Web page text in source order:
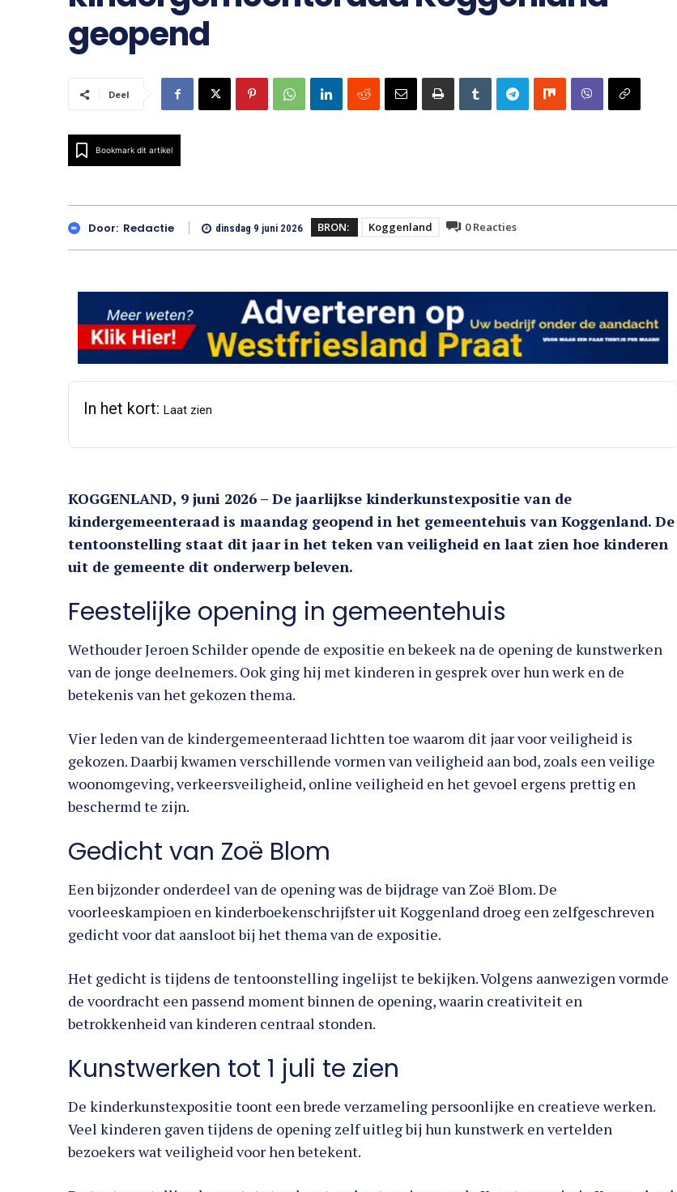
geopend
Deel
Bookmark dit artikel
Door: Redactie dinsdag 9 juni 2026 BRON: Koggenland 0Reacties
In het kort: Laat zien
KOGGENLAND, 9 juni 2026 – De jaarlijkse kinderkunstexpositie van de
kindergemeenteraad is maandag geopend in het gemeentehuis van Koggenland. De
tentoonstelling staat dit jaar in het teken van veiligheid en laat zien hoe kinderen
uit de gemeente dit onderwerp beleven.
Feestelijke opening in gemeentehuis
Wethouder Jeroen Schilder opende de expositie en bekeek na de opening de kunstwerken
van de jonge deelnemers. Ook ging hij met kinderen in gesprek over hun werk en de
betekenis van het gekozen thema.
Vier leden van de kindergemeenteraad lichtten toe waarom dit jaar voor veiligheid is
gekozen. Daarbij kwamen verschillende vormen van veiligheid aan bod, zoals een veilige
woonomgeving, verkeersveiligheid, online veiligheid en het gevoel ergens prettig en
beschermd te zijn.
Gedicht van Zoë Blom
Een bijzonder onderdeel van de opening was de bijdrage van Zoë Blom. De
voorleeskampioen en kinderboekenschrijfster uit Koggenland droeg een zelfgeschreven
gedicht voor dat aansloot bij het thema van de expositie.
Het gedicht is tijdens de tentoonstelling ingelijst te bekijken. Volgens aanwezigen vormde
de voordracht een passend moment binnen de opening, waarin creativiteit en
betrokkenheid van kinderen centraal stonden.
Kunstwerken tot 1 juli te zien
De kinderkunstexpositie toont een brede verzameling persoonlijke en creatieve werken.
Veel kinderen gaven tijdens de opening zelf uitleg bij hun kunstwerk en vertelden
bezoekers wat veiligheid voor hen betekent.